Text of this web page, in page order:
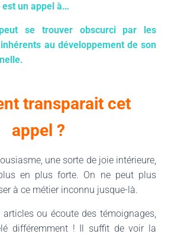
est un appel à…
se trouver obscurci par les
au développement de son
transparait cet
appel ?
une sorte de joie intérieure,
en plus forte. On ne peut plus
à ce métier inconnu jusque-là.
ou écoute des témoignages,
différemment ! Il suffit de voir la